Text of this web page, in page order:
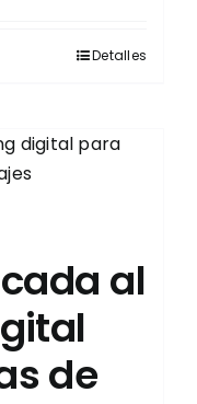
Detalles
al
de